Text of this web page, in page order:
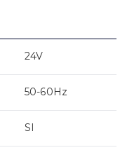
24V
50-60Hz
SI